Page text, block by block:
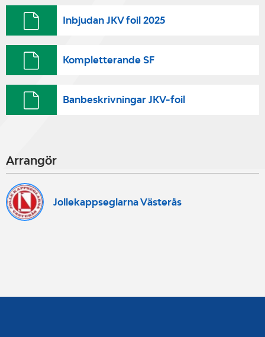
Inbjudan JKV foil 2025
Kompletterande SF
Banbeskrivningar JKV-foil
Arrangör
Jollekappseglarna Västerås